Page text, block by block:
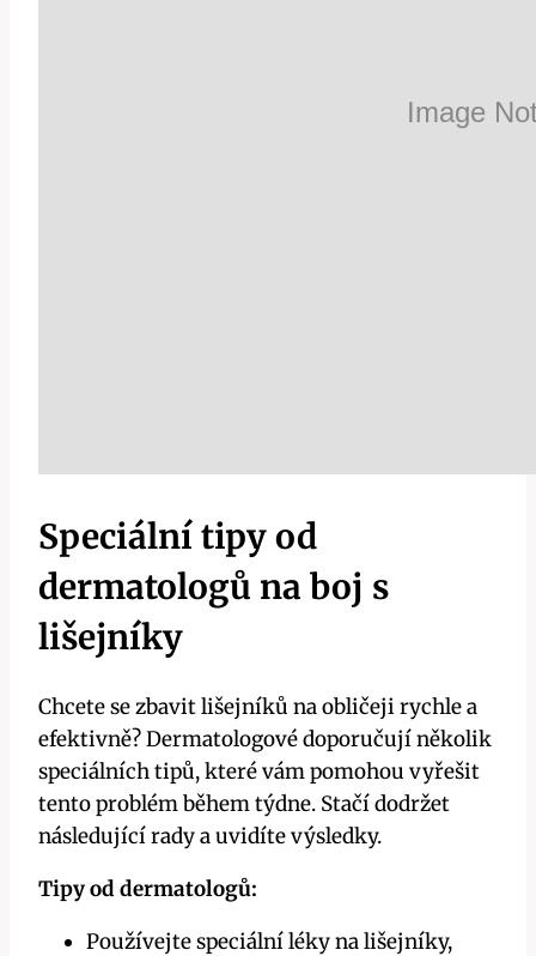
Speciální tipy od
dermatologů ⁢na​ boj s
lišejníky
Chcete se zbavit⁣ lišejníků na obličeji rychle a
efektivně? Dermatologové ⁣doporučují několik‍
speciálních ⁤tipů, které vám pomohou vyřešit
tento problém během týdne. Stačí dodržet
následující‍ rady a uvidíte výsledky.
Tipy od​ dermatologů:
Používejte speciální léky⁤ na lišejníky,